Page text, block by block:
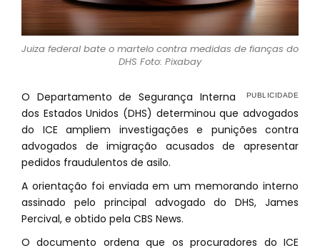
Juiza federal bate o martelo contra medidas de fianças do
DHS Foto: Pixabay
O Departamento de Segurança Interna
dos Estados Unidos (DHS) determinou que advogados
do ICE ampliem investigações e punições contra
advogados de imigração acusados de apresentar
pedidos fraudulentos de asilo.
A orientação foi enviada em um memorando interno
assinado pelo principal advogado do DHS, James
Percival, e obtido pela CBS News.
O documento ordena que os procuradores do ICE